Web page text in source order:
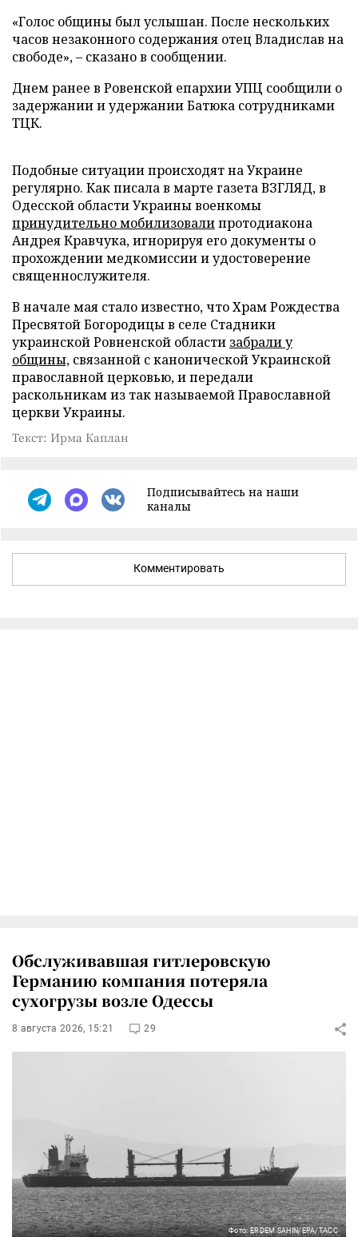
«Голос общины был услышан. После нескольких
часов незаконного содержания отец Владислав на
свободе», – сказано в сообщении.
Днем ранее в Ровенской епархии УПЦ сообщили о
задержании и удержании Батюка сотрудниками
ТЦК.
Подобные ситуации происходят на Украине
регулярно. Как писала в марте газета ВЗГЛЯД, в
Одесской области Украины военкомы
принудительно мобилизовалипротодиакона
Андрея Кравчука, игнорируя его документы о
прохождении медкомиссии и удостоверение
священнослужителя.
В начале мая стало известно, что Храм Рождества
Пресвятой Богородицы в селе Стадники
украинской Ровненской области забрали у
общины, связанной с канонической Украинской
православной церковью, и передали
раскольникам из так называемой Православной
церкви Украины.
Текст: Ирма Каплан
Подписывайтесь на наши
каналы
Комментировать
Обслуживавшая гитлеровскую
Германию компания потеряла
сухогрузы возле Одессы
8 августа 2026, 15:21 29
Фото: ERDEM SAHIN/EPA/ТАСС